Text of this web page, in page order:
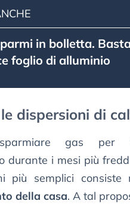
in bolletta.
foglio di alluminio
dispersioni di
gas per
durante i mesi più
più semplici consiste
della casa. A tal